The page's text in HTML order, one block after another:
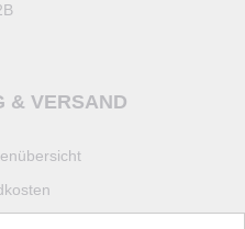
& VERSAND